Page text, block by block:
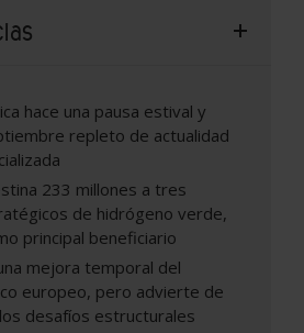
hace una pausa estival y
repleto de actualidad
233 millones a tres
de hidrógeno verde,
principal beneficiario
mejora temporal del
europeo, pero advierte de
desafíos estructurales